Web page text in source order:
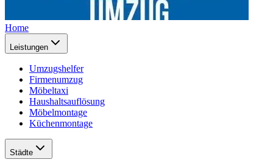
Home
Leistungen
Umzugshelfer
Firmenumzug
Möbeltaxi
Haushaltsauflösung
Möbelmontage
Küchenmontage
Städte